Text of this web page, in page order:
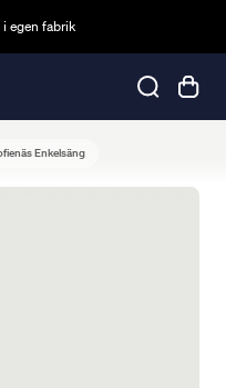
egen fabrik
Enkelsäng